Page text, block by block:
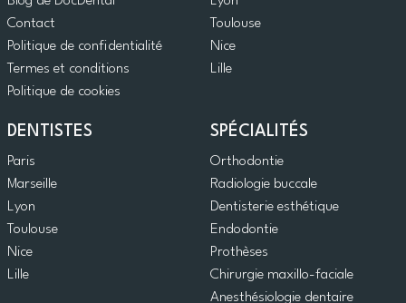
Contact
Politique de confidentialité
Termes et conditions
Politique de cookies
Toulouse
Nice
Lille
DENTISTES
Paris
Marseille
Lyon
Toulouse
Nice
Lille
SPÉCIALITÉS
Orthodontie
Radiologie buccale
Dentisterie esthétique
Endodontie
Prothèses
Chirurgie maxillo-faciale
Anesthésiologie dentaire